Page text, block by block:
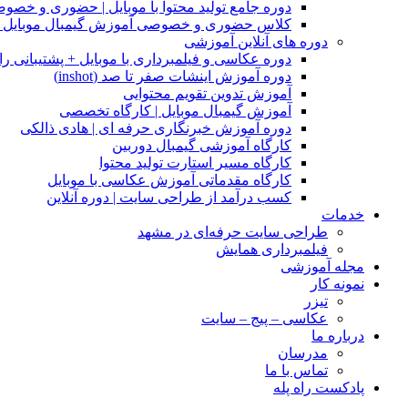
دوره جامع تولید محتوا با موبایل | حضوری و
کلاس حضوری و خصوصی آموزش گیمبال موبایل
دوره های آنلاین آموزشی
دوره عکاسی و فیلمبرداری با موبایل + پشتیبانی
دوره آموزش اینشات صفر تا صد (inshot)
آموزش تدوین تقویم محتوایی
آموزش گیمبال موبایل | کارگاه تخصصی
دوره آموزش خبرنگاری حرفه ای | هادی ذالکی
کارگاه آموزشی گیمبال دوربین
کارگاه مسیر استارت تولید محتوا
کارگاه مقدماتی آموزش عکاسی با موبایل
کسب درآمد از طراحی سایت | دوره آنلاین
خدمات
طراحی سایت حرفه‌ای در مشهد
فیلمبرداری همایش
مجله آموزشی
نمونه کار
تیزر
عکاسی – پیج – سایت
درباره ما
مدرسان
تماس با ما
پادکست راه پله